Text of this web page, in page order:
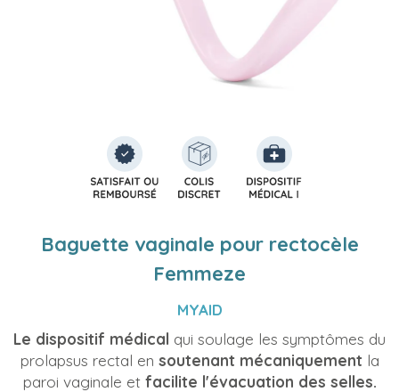
Baguette vaginale pour rectocèle
Femmeze
MYAID
Le dispositif médical qui soulage les symptômes du
prolapsus rectal en soutenant mécaniquement la
paroi vaginale et facilite l'évacuation des selles.